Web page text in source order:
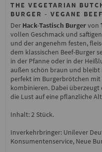
THE VEGETARIAN
BURGER - VEGANE
Der Hack-Tastisch Burgervon
vollen Geschmack und
und der angenehm festen,
dem klassischen Beef-Burger
in der Pfanne oder in der
außen schön braun und bleibt
perfekt im Burgerbrötchen
kombinieren. Dabei
die Lust auf eine pflanzliche
Inhalt: 2 Stück.
Inverkehrbringer: Unilever
Konsumentenservice, Neue